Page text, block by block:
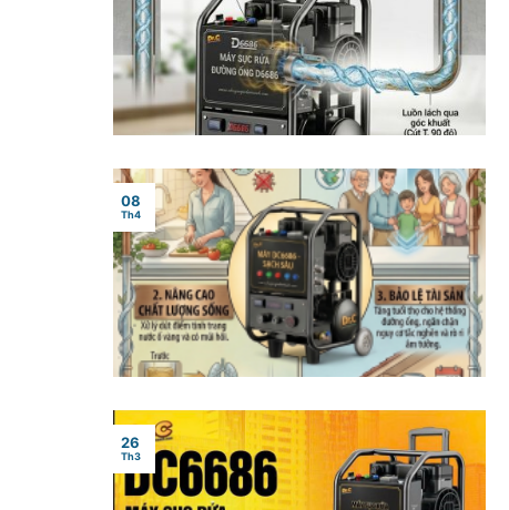
08
Th4
26
Th3